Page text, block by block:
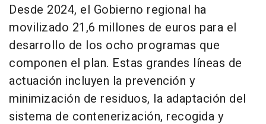
Desde 2024, el Gobierno regional ha
movilizado 21,6 millones de euros para el
desarrollo de los ocho programas que
componen el plan. Estas grandes líneas de
actuación incluyen la prevención y
minimización de residuos, la adaptación del
sistema de contenerización, recogida y